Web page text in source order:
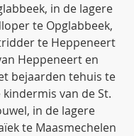
in de lagere
te Opglabbeek,
te Heppeneert
Heppeneert en
bejaarden tehuis te
van de St.
in de lagere
te Maasmechelen